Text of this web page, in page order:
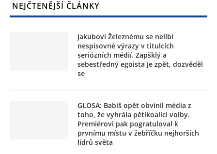
NEJČTENĚJŠÍ ČLÁNKY
Jakubovi Železnému se nelíbí
nespisovné výrazy v titulcích
seriózních médií. Zapšklý a
sebestředný egoista je zpět, dozvěděl
se
GLOSA: Babiš opět obvinil média z
toho, že vyhrála pětikoalici volby.
Premiérovi pak pogratuloval k
prvnímu místu v žebříčku nejhorších
lídrů světa